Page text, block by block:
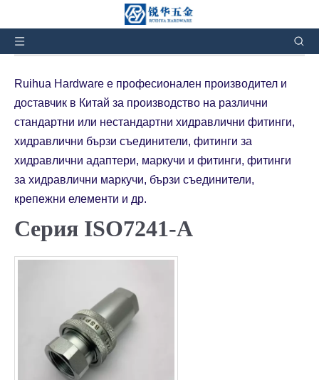
Начало » Продукти
съединения
Ruihua Hardware е професионален производител и
доставчик в Китай за производство на различни
стандартни или нестандартни хидравлични фитинги,
хидравлични бързи съединители, фитинги за
хидравлични адаптери, маркучи и фитинги, фитинги
за хидравлични маркучи, бързи съединители,
крепежни елементи и др.
Серия ISO7241-A